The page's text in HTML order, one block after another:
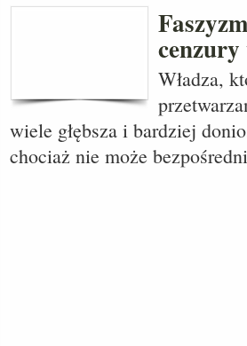
cenzury
Władza,
wiele głębsza i bardziej
chociaż nie może